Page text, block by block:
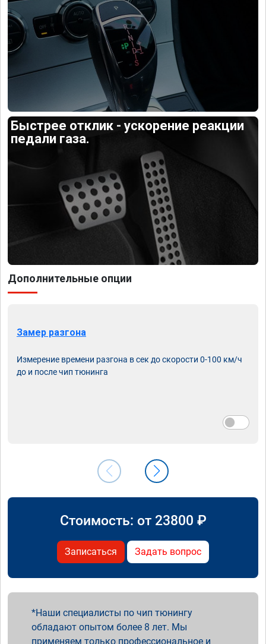
Быстрее отклик - ускорение реакции
педали газа.
Дополнительные опции
Замер разгона
Измерение времени разгона в сек до скорости 0-100 км/ч
до и после чип тюнинга
Стоимость: от 23800 ₽
Записаться Задать вопрос
Наши специалисты по чип тюнингу
обладают опытом более 8 лет. Мы
применяем только профессиональное и